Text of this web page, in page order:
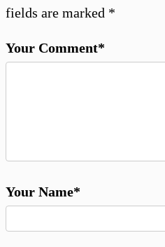
fields are marked *
Your Comment*
Your Name*